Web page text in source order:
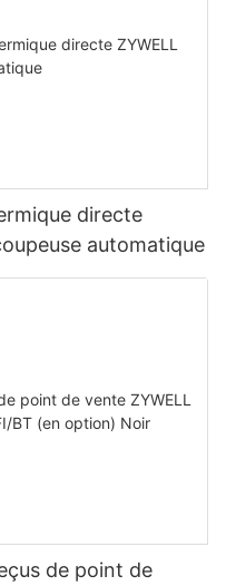
directe
automatique
de point de